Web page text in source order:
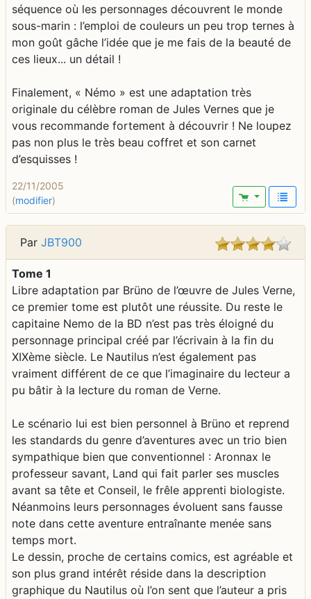
séquence où les personnages découvrent le monde
sous-marin : l’emploi de couleurs un peu trop ternes à
mon goût gâche l’idée que je me fais de la beauté de
ces lieux... un détail !
Finalement, « Némo » est une adaptation très
originale du célèbre roman de Jules Vernes que je
vous recommande fortement à découvrir ! Ne loupez
pas non plus le très beau coffret et son carnet
d’esquisses !
22/11/2005
(modifier)
Par JBT900
Tome 1
Libre adaptation par Brüno de l’œuvre de Jules Verne,
ce premier tome est plutôt une réussite. Du reste le
capitaine Nemo de la BD n’est pas très éloigné du
personnage principal créé par l’écrivain à la fin du
XIXème siècle. Le Nautilus n’est également pas
vraiment différent de ce que l’imaginaire du lecteur a
pu bâtir à la lecture du roman de Verne.
Le scénario lui est bien personnel à Brüno et reprend
les standards du genre d’aventures avec un trio bien
sympathique bien que conventionnel : Aronnax le
professeur savant, Land qui fait parler ses muscles
avant sa tête et Conseil, le frêle apprenti biologiste.
Néanmoins leurs personnages évoluent sans fausse
note dans cette aventure entraînante menée sans
temps mort.
Le dessin, proche de certains comics, est agréable et
son plus grand intérêt réside dans la description
graphique du Nautilus où l’on sent que l’auteur a pris